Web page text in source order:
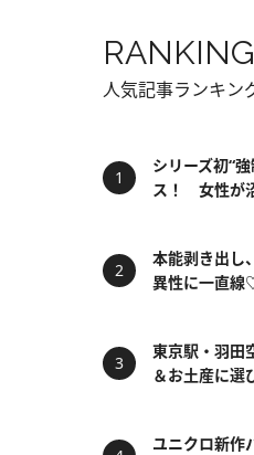
RANKING
人気記事ランキン
シリーズ初“
ス！ 女性が
本能剥き出し
異性に一直
東京駅・羽田
＆お土産に選
ユニクロ新